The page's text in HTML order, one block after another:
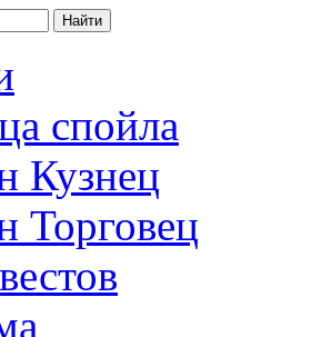
спойла
Кузнец
Торговец